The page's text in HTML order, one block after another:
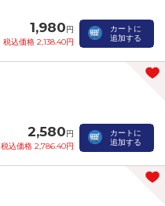
1,980円
税込価格 2,138.40円
カートに
追加する
2,580円
税込価格 2,786.40円
カートに
追加する